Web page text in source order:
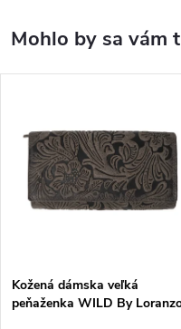
Kožená dámska veľká
peňaženka WILD By